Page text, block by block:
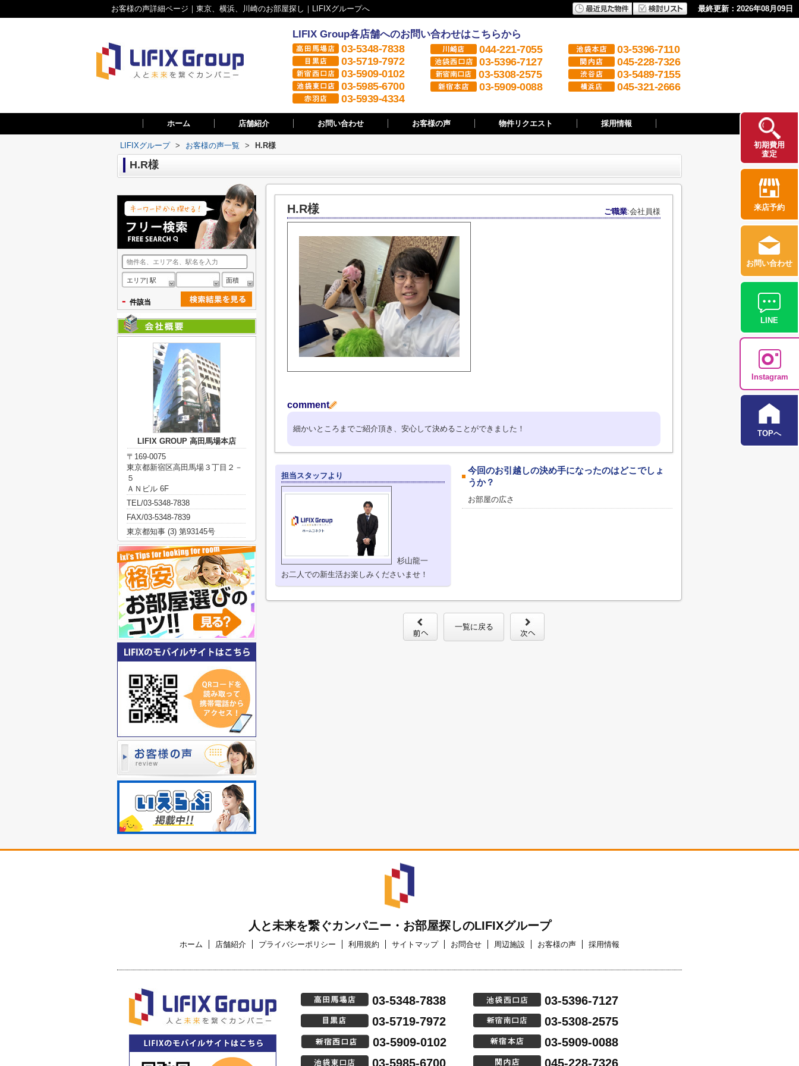
お客様の声詳細ページ｜東京、横浜、川崎のお部屋探し｜LIFIXグループへ 最終更新：2026年08月09日
LIFIX Group各店舗へのお問い合わせはこちらから
03-5348-7838
03-5719-7972
03-5909-0102
03-5985-6700
03-5939-4334
044-221-7055
03-5396-7127
03-5308-2575
03-5909-0088
03-5396-7110
045-228-7326
03-5489-7155
045-321-2666
ホーム 店舗紹介 お問い合わせ お客様の声 物件リクエスト 採用情報
LIFIXグループ > お客様の声一覧 > H.R様
H.R様
H.R様 ご職業:会社員様
comment
細かいところまでご紹介頂き、安心して決めることができました！
担当スタッフより
杉山龍一
お二人での新生活お楽しみくださいませ！
今回のお引越しの決め手になったのはどこでしょ
うか？
お部屋の広さ
一覧に戻る
エリア| 駅 面積
- 件該当
LIFIX GROUP 高田馬場本店
〒169-0075
東京都新宿区高田馬場３丁目２－
５
ＡＮビル 6F
TEL/03-5348-7838
FAX/03-5348-7839
東京都知事 (3) 第93145号
人と未来を繋ぐカンパニー・お部屋探しのLIFIXグループ
ホーム 店舗紹介 プライバシーポリシー 利用規約 サイトマップ お問合せ 周辺施設 お客様の声 採用情報
03-5348-7838
03-5719-7972
03-5909-0102
03-5985-6700
03-5396-7127
03-5308-2575
03-5909-0088
045-228-7326
初期費用
査定
来店予約
お問い合わせ
LINE
Instagram
TOPへ